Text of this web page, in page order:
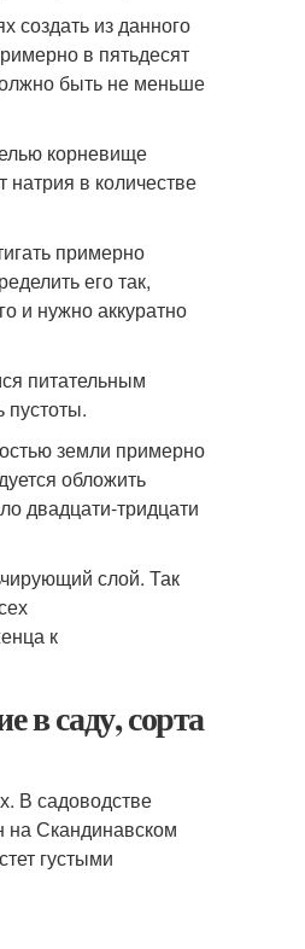
создать из данного
в пятьдесят
быть не меньше
корневище
в количестве
примерно
его так,
и нужно аккуратно
питательным
земли примерно
обложить
двадцати-тридцати
слой. Так
к
в саду, сорта
В садоводстве
на Скандинавском
густыми